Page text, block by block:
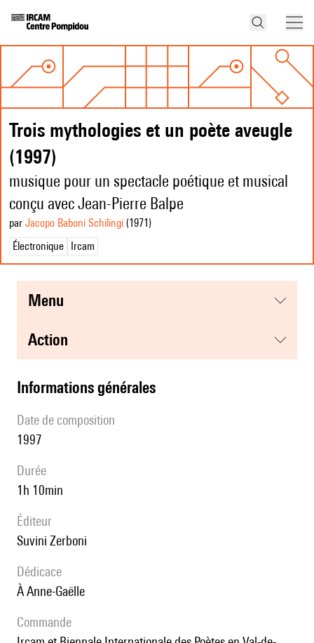
Trois mythologies et un poète aveugle
(1997)
musique pour un spectacle poétique et musical
conçu avec Jean-Pierre Balpe
par Jacopo Baboni Schilingi (1971 )
Électronique
Ircam
menu
action
informations générales
date de composition
1997
durée
1h 10min
éditeur
Suvini Zerboni
Dédicace
à Anne-Gaëlle
Commande